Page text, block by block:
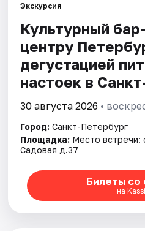
Города
Площадки
Артисты
Рейтинги
Экскурсия
Культурный
центру
дегустацией
настоек в
30 августа 2026 •
Город: Санкт-Петербург
Площадка: Место встречи:
Садовая д.37
Билеты со
на